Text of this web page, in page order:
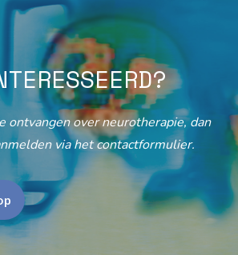
ontvangen over neurotherapie, dan
via het contactformulier.